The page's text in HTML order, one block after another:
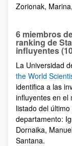
Zorionak,
6 miembros
ranking de
influyentes
La Universidad
the World
identifica a las
inﬂuyentes en el
listado del
departamento:
Dornaika,
Santana.